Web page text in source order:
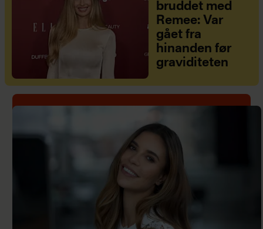
bruddet med
Remee: Var
gået fra
hinanden før
graviditeten